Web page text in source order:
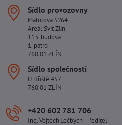
Sídlo provozovny
Malotova 5264
Areál Svit Zlín
113. budova
1. patro
760 01 ZLÍN
Sídlo společnosti
U Hřiště 457
760 01 ZLÍN
+420 602 781 706
Ing. Vojtěch Lečbych – ředitel